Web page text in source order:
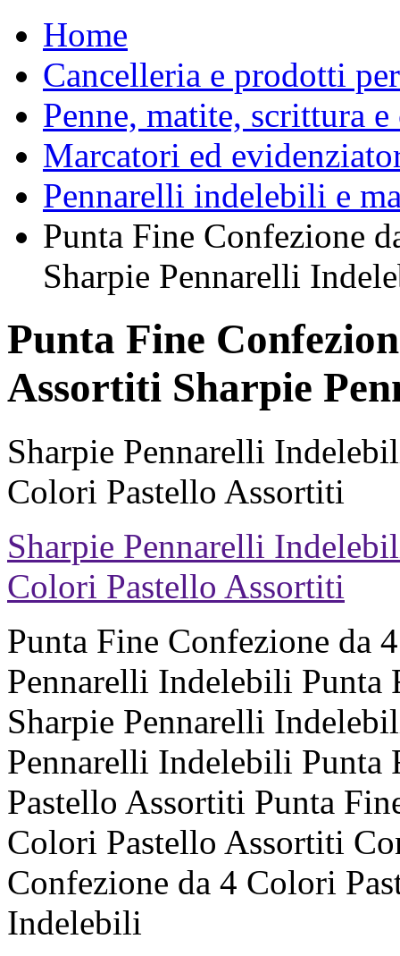
Home
Cancelleria e prodotti
Penne, matite, scrittura
Marcatori ed
Pennarelli indelebili e
Punta Fine Confezione
Sharpie Pennarelli
Punta Fine
Assortiti Sharpie
Sharpie Pennarelli
Colori Pastello Assortiti
Sharpie Pennarelli
Colori Pastello Assortiti
Punta Fine Confezione da
Pennarelli Indelebili
Sharpie Pennarelli
Pennarelli Indelebili Punta
Pastello Assortiti Punta
Colori Pastello Assortiti
Confezione da 4 Colori
Indelebili